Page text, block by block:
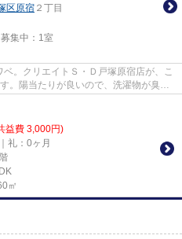
区原宿 ２丁目
集中： 1室
。クリエイトＳ・Ｄ戸塚原宿店が、こ
。陽当たりが良いので、洗濯物が臭わ
益費 3,000円)
礼：0ヶ月
㎡